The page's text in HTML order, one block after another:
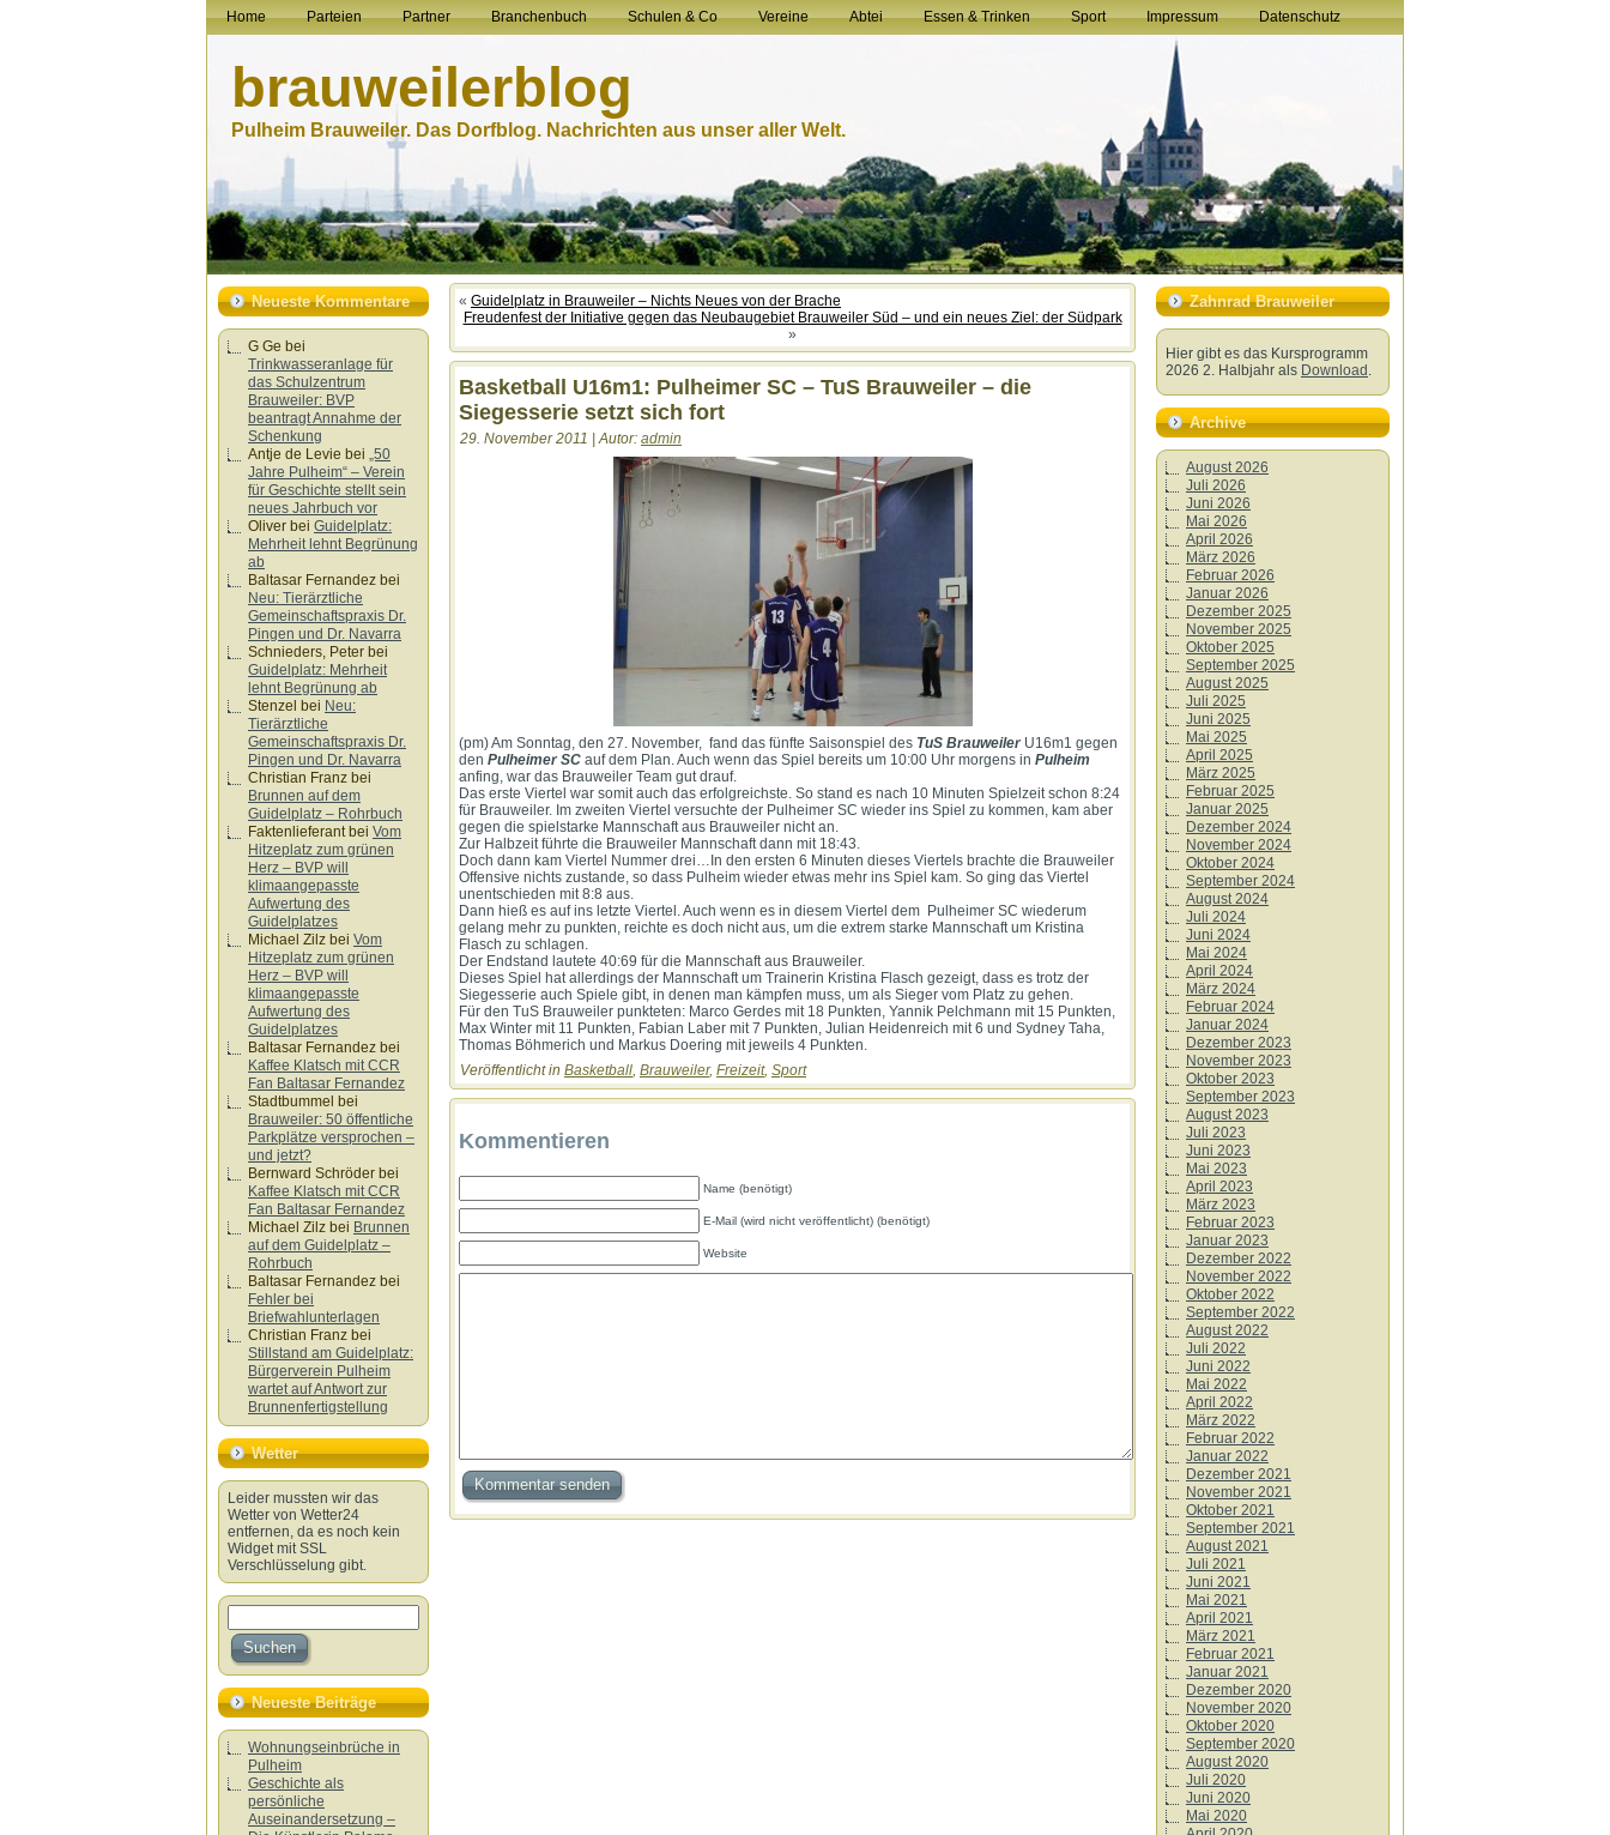
Home Parteien Partner Branchenbuch Schulen & Co Vereine Abtei Essen & Trinken Sport Impressum Datenschutz
brauweilerblog
Pulheim Brauweiler. Das Dorfblog. Nachrichten aus unser aller Welt.
Neueste Kommentare
G Ge bei
Trinkwasseranlage für
das Schulzentrum
Brauweiler: BVP
beantragt Annahme der
Schenkung
Antje de Levie bei „50
Jahre Pulheim“ – Verein
für Geschichte stellt sein
neues Jahrbuch vor
Oliver bei Guidelplatz:
Mehrheit lehnt Begrünung
ab
Baltasar Fernandez bei
Neu: Tierärztliche
Gemeinschaftspraxis Dr.
Pingen und Dr. Navarra
Schnieders, Peter bei
Guidelplatz: Mehrheit
lehnt Begrünung ab
Stenzel bei Neu:
Tierärztliche
Gemeinschaftspraxis Dr.
Pingen und Dr. Navarra
Christian Franz bei
Brunnen auf dem
Guidelplatz – Rohrbuch
Faktenlieferantbei Vom
Hitzeplatz zum grünen
Herz – BVP will
klimaangepasste
Aufwertung des
Guidelplatzes
Michael Zilz bei Vom
Hitzeplatz zum grünen
Herz – BVP will
klimaangepasste
Aufwertung des
Guidelplatzes
Baltasar Fernandez bei
Kaffee Klatsch mit CCR
Fan Baltasar Fernandez
Stadtbummel bei
Brauweiler: 50 öffentliche
Parkplätze versprochen –
und jetzt?
Bernward Schröder bei
Kaffee Klatsch mit CCR
Fan Baltasar Fernandez
Michael Zilz bei Brunnen
auf dem Guidelplatz –
Rohrbuch
Baltasar Fernandez bei
Fehler bei
Briefwahlunterlagen
Christian Franz bei
Stillstand am Guidelplatz:
Bürgerverein Pulheim
wartet auf Antwort zur
Brunnenfertigstellung
Wetter
Leider mussten wir das
Wetter von Wetter24
entfernen, da es noch kein
Widget mit SSL
Verschlüsselung gibt.
Neueste Beiträge
Wohnungseinbrüche in
Pulheim
Geschichte als
persönliche
Auseinandersetzung –
« Guidelplatz in Brauweiler – Nichts Neues von der Brache
Freudenfest der Initiative gegen das Neubaugebiet Brauweiler Süd – und ein neues Ziel: der Südpark
»
Basketball U16m1: Pulheimer SC – TuS Brauweiler – die
Siegesserie setzt sich fort
29. November 2011 | Autor: admin
(pm) Am Sonntag, den 27. November, fand das fünfte Saisonspiel des TuS BrauweilerU16m1 gegen
den Pulheimer SC auf dem Plan. Auch wenn das Spiel bereits um 10:00 Uhr morgens in Pulheim
anfing, war das Brauweiler Team gut drauf.
Das erste Viertel war somit auch das erfolgreichste. So stand es nach 10 Minuten Spielzeit schon 8:24
für Brauweiler. Im zweiten Viertel versuchte der Pulheimer SC wieder ins Spiel zu kommen, kam aber
gegen die spielstarke Mannschaft aus Brauweiler nicht an.
Zur Halbzeit führte die Brauweiler Mannschaft dann mit 18:43.
Doch dann kam Viertel Nummer drei…In den ersten 6 Minuten dieses Viertels brachte die Brauweiler
Offensive nichts zustande, so dass Pulheim wieder etwas mehr ins Spiel kam. So ging das Viertel
unentschieden mit 8:8 aus.
Dann hieß es auf ins letzte Viertel. Auch wenn es in diesem Viertel dem Pulheimer SC wiederum
gelang mehr zu punkten, reichte es doch nicht aus, um die extrem starke Mannschaft um Kristina
Flasch zu schlagen.
Der Endstand lautete 40:69 für die Mannschaft aus Brauweiler.
Dieses Spiel hat allerdings der Mannschaft um Trainerin Kristina Flasch gezeigt, dass es trotz der
Siegesserie auch Spiele gibt, in denen man kämpfen muss, um als Sieger vom Platz zu gehen.
Für den TuS Brauweiler punkteten: Marco Gerdes mit 18 Punkten, Yannik Pelchmann mit 15 Punkten,
Max Winter mit 11 Punkten, Fabian Laber mit 7 Punkten, Julian Heidenreich mit 6 und Sydney Taha,
Thomas Böhmerich und Markus Doering mit jeweils 4 Punkten.
Veröffentlicht in Basketball, Brauweiler, Freizeit, Sport
Kommentieren
Name (benötigt)
E-Mail (wird nicht veröffentlicht) (benötigt)
Website
Zahnrad Brauweiler
Hier gibt es das Kursprogramm
2026 2. Halbjahr als Download .
Archive
August 2026
Juli 2026
Juni 2026
Mai 2026
April 2026
März 2026
Februar 2026
Januar 2026
Dezember 2025
November 2025
Oktober 2025
September 2025
August 2025
Juli 2025
Juni 2025
Mai 2025
April 2025
März 2025
Februar 2025
Januar 2025
Dezember 2024
November 2024
Oktober 2024
September 2024
August 2024
Juli 2024
Juni 2024
Mai 2024
April 2024
März 2024
Februar 2024
Januar 2024
Dezember 2023
November 2023
Oktober 2023
September 2023
August 2023
Juli 2023
Juni 2023
Mai 2023
April 2023
März 2023
Februar 2023
Januar 2023
Dezember 2022
November 2022
Oktober 2022
September 2022
August 2022
Juli 2022
Juni 2022
Mai 2022
April 2022
März 2022
Februar 2022
Januar 2022
Dezember 2021
November 2021
Oktober 2021
September 2021
August 2021
Juli 2021
Juni 2021
Mai 2021
April 2021
März 2021
Februar 2021
Januar 2021
Dezember 2020
November 2020
Oktober 2020
September 2020
August 2020
Juli 2020
Juni 2020
Mai 2020